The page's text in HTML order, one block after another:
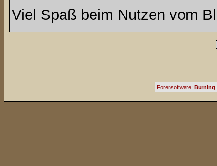
Viel Spaß beim Nutzen vom
Forensoftware: Burning